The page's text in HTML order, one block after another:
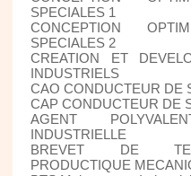
SPECIALES 1
CONCEPTION
SPECIALES 2
CREATION ET
INDUSTRIELS
CAO CONDUCTEUR DE
CAP CONDUCTEUR DE
AGENT
INDUSTRIELLE
BREVET DE
PRODUCTIQUE